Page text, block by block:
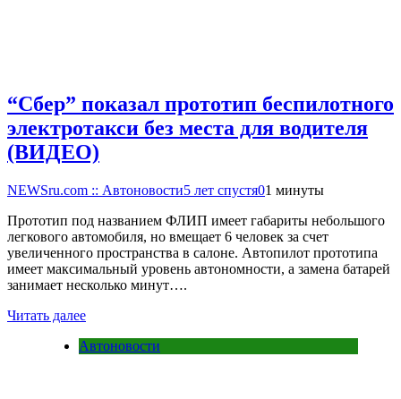
“Сбер” показал прототип беспилотного
электротакси без места для водителя
(ВИДЕО)
NEWSru.com :: Автоновости5 лет спустя01 минуты
Прототип под названием ФЛИП имеет габариты небольшого
легкового автомобиля, но вмещает 6 человек за счет
увеличенного пространства в салоне. Автопилот прототипа
имеет максимальный уровень автономности, а замена батарей
занимает несколько минут….
Читать далее
Автоновости